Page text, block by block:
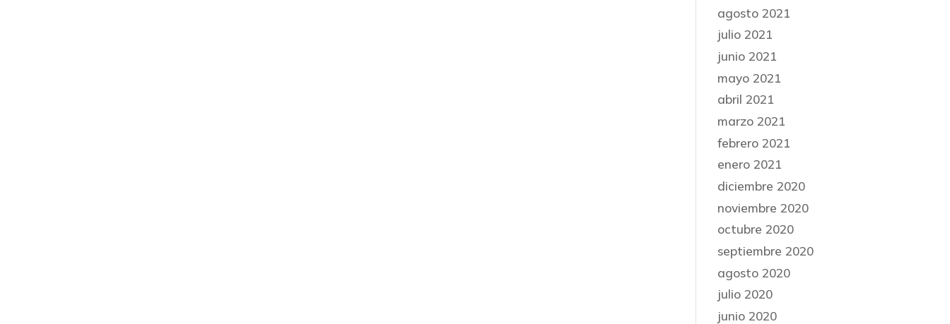
agosto 2021
julio 2021
junio 2021
mayo 2021
abril 2021
marzo 2021
febrero 2021
enero 2021
diciembre 2020
noviembre 2020
octubre 2020
septiembre 2020
agosto 2020
julio 2020
junio 2020